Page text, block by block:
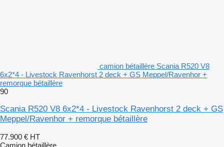
camion bétaillère Scania R520 V8
6x2*4 - Livestock Ravenhorst 2 deck + GS Meppel/Ravenhor +
remorque bétaillère
90
Scania R520 V8 6x2*4 - Livestock Ravenhorst 2 deck + GS
Meppel/Ravenhor + remorque bétaillère
77.900 € HT
Camion bétaillère